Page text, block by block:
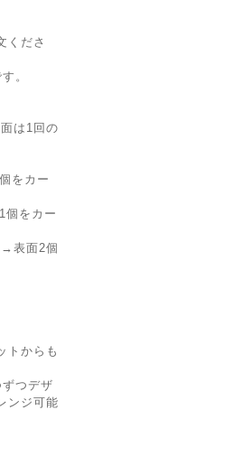
くださ
。
は1回の
をカー
個をカー
→表面2個
トからも
つデザ
ンジ可能